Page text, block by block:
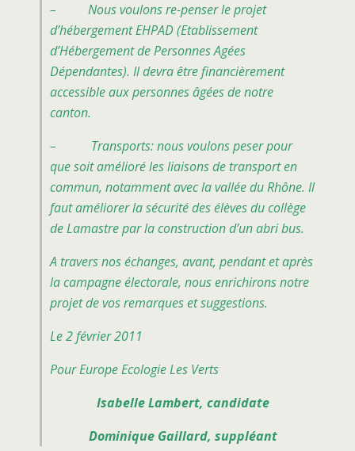
– Nous voulons re-penser le projet
d’hébergement EHPAD (Etablissement
d’Hébergement de Personnes Agées
Dépendantes). Il devra être financièrement
accessible aux personnes âgées de notre
canton.
– Transports: nous voulons peser pour
que soit amélioré les liaisons de transport en
commun, notamment avec la vallée du Rhône. Il
faut améliorer la sécurité des élèves du collège
de Lamastre par la construction d’un abri bus.
A travers nos échanges, avant, pendant et après
la campagne électorale, nous enrichirons notre
projet de vos remarques et suggestions.
Le 2 février 2011
Pour Europe Ecologie Les Verts
Isabelle Lambert, candidate
Dominique Gaillard, suppléant